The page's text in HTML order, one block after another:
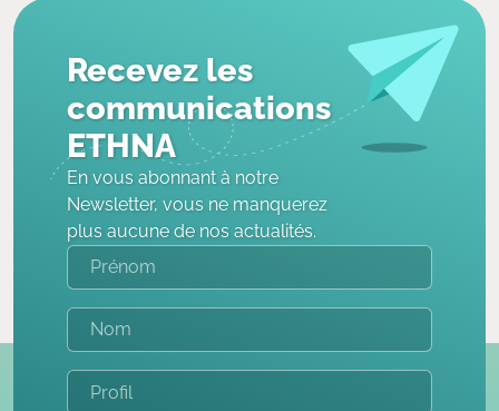
Recevez les
communications
ETHNA
En vous abonnant à notre
Newsletter, vous ne manquerez
plus aucune de nos actualités.